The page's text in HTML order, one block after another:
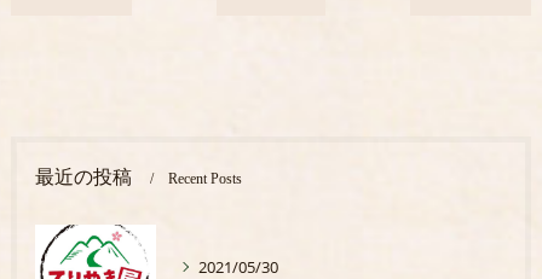
最近の投稿 Recent Posts
2021/05/30